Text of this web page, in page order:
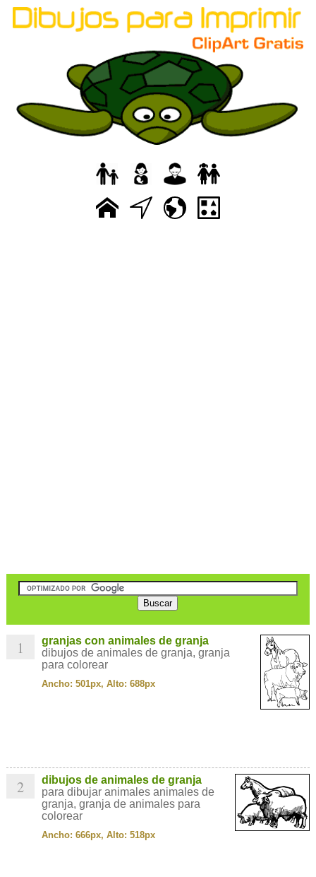
1
granjas con animales de granja
dibujos de animales de granja, granja
para colorear
Ancho: 501px, Alto: 688px
2
dibujos de animales de granja
para dibujar animales animales de
granja, granja de animales para
colorear
Ancho: 666px, Alto: 518px